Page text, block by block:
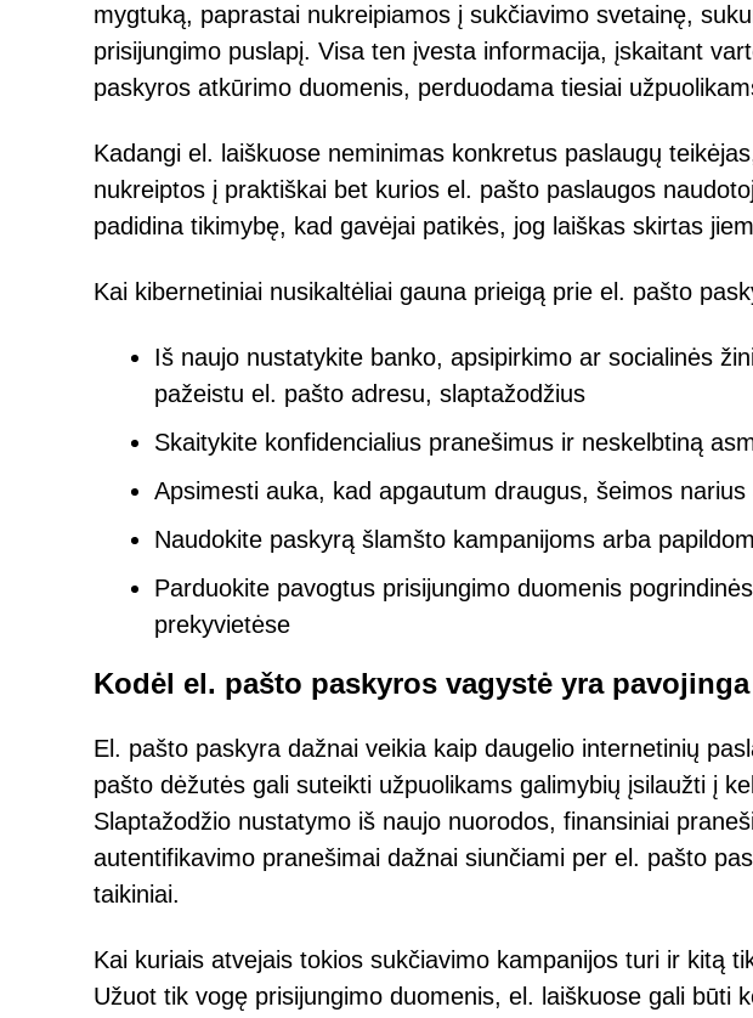
mygtuką, paprastai nukreipiamos į sukčiavimo svetainę,
prisijungimo puslapį. Visa ten įvesta informacija, įskaitant
paskyros atkūrimo duomenis, perduodama tiesiai
Kadangi el. laiškuose neminimas konkretus paslaugų
nukreiptos į praktiškai bet kurios el. pašto paslaugos
padidina tikimybę, kad gavėjai patikės, jog laiškas skirtas
Kai kibernetiniai nusikaltėliai gauna prieigą prie el. pašto
Iš naujo nustatykite banko, apsipirkimo ar socialinės
pažeistu el. pašto adresu, slaptažodžius
Skaitykite konfidencialius pranešimus ir neskelbtiną
Apsimesti auka, kad apgautum draugus, šeimos
Naudokite paskyrą šlamšto kampanijoms arba
Parduokite pavogtus prisijungimo duomenis
prekyvietėse
Kodėl el. pašto paskyros vagystė yra pavojinga
El. pašto paskyra dažnai veikia kaip daugelio internetinių
pašto dėžutės gali suteikti užpuolikams galimybių įsilaužti į
Slaptažodžio nustatymo iš naujo nuorodos, finansiniai
autentifikavimo pranešimai dažnai siunčiami per el. pašto
taikiniai.
Kai kuriais atvejais tokios sukčiavimo kampanijos turi ir kitą
Užuot tik vogę prisijungimo duomenis, el. laiškuose gali būti